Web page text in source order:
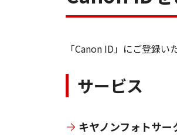
「Canon ID」にご登録
サービス
キヤノンフォトサー